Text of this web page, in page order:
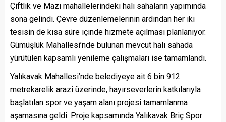
Çiftlik ve Mazı mahallelerindeki halı sahaların yapımında
sona gelindi. Çevre düzenlemelerinin ardından her iki
tesisin de kısa süre içinde hizmete açılması planlanıyor.
Gümüşlük Mahallesi’nde bulunan mevcut halı sahada
yürütülen kapsamlı yenileme çalışmaları ise tamamlandı.
Yalıkavak Mahallesi’nde belediyeye ait 6 bin 912
metrekarelik arazi üzerinde, hayırseverlerin katkılarıyla
başlatılan spor ve yaşam alanı projesi tamamlanma
aşamasına geldi. Proje kapsamında Yalıkavak Briç Spor